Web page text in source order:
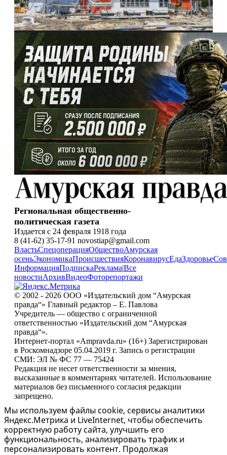
Региональная общественно-
политическая газета
Издается с 24 февраля 1918 года
8 (41-62) 35-17-91 novostiap@gmail.com
ВластьСпецоперацияОбществоАмурская
осеньЭкономикаПроисшествияКоронавирусЕдаЗдоровье
ИнформацияПодпискаРеклама|Все
новостиАрхивВидеоФоторепортажи
© 2002 - 2026 ООО «Издательский дом “Амурская
правда“» Главный редактор – Е. Павлова
Учредитель — общество с ограниченной
ответственностью «Издательский дом “Амурская
правда“».
Интернет-портал «Ampravda.ru» (16+) Зарегистрирован
в Роскомнадзоре 05.04.2019 г. Запись о регистрации
СМИ: ЭЛ № ФС 77 — 75424
Редакция не несет ответственности за мнения,
высказанные в комментариях читателей. Использование
материалов без письменного согласия редакции
запрещено.
Мы используем файлы cookie, сервисы аналитики
Яндекс.Метрика и LiveInternet, чтобы обеспечить
корректную работу сайта, улучшить его
функциональность, анализировать трафик и
персонализировать контент. Продолжая